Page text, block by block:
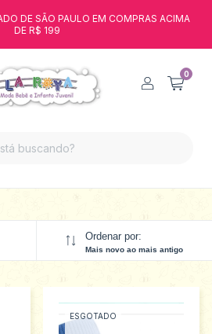
DE SÃO PAULO EM COMPRAS ACIMA
DE R$ 199
0
Ordenar por:
Mais novo ao mais antigo
ESGOTADO